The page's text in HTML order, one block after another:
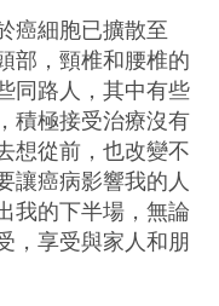
癌細胞已擴散至
部，頸椎和腰椎的
同路人，其中有些
積極接受治療沒有
想從前，也改變不
讓癌病影響我的人
我的下半場，無論
，享受與家人和朋